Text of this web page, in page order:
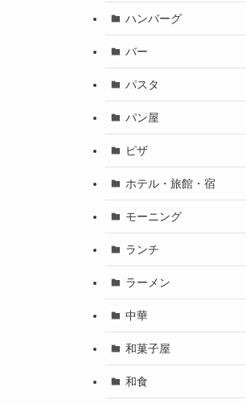
ハンバーグ
バー
パスタ
パン屋
ピザ
ホテル・旅館・宿
モーニング
ランチ
ラーメン
中華
和菓子屋
和食